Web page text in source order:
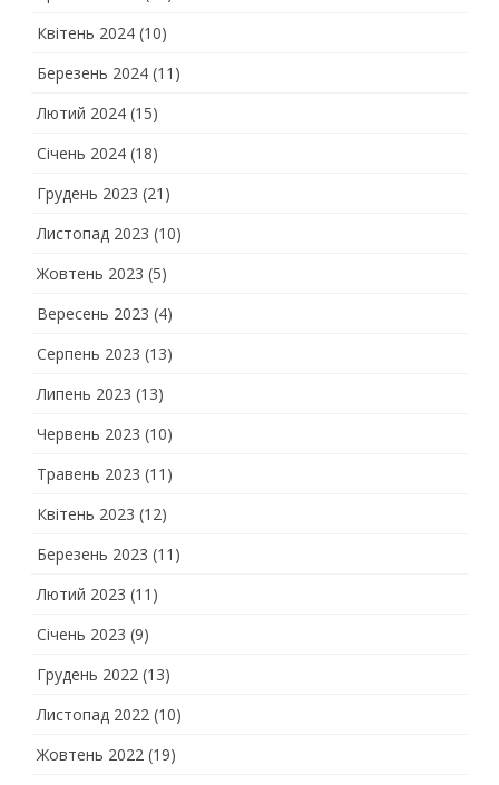
Квітень 2024 (10)
Березень 2024 (11)
Лютий 2024 (15)
Січень 2024 (18)
Грудень 2023 (21)
Листопад 2023 (10)
Жовтень 2023 (5)
Вересень 2023 (4)
Серпень 2023 (13)
Липень 2023 (13)
Червень 2023 (10)
Травень 2023 (11)
Квітень 2023 (12)
Березень 2023 (11)
Лютий 2023 (11)
Січень 2023 (9)
Грудень 2022 (13)
Листопад 2022 (10)
Жовтень 2022 (19)